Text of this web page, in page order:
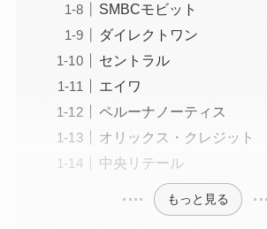
SMBCモビット
ダイレクトワン
セントラル
エイワ
ペルーナノーティス
オリックス・クレジット
中央リテール
もっと見る